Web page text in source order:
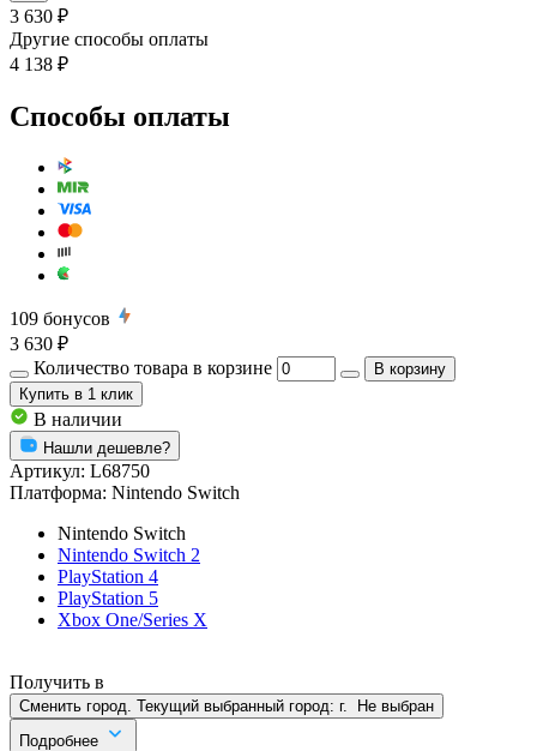
3 630 ₽
Другие способы оплаты
4 138 ₽
Способы оплаты
109 бонусов
3 630 ₽
Количество товара в корзине
В корзину
Купить в 1 клик
В наличии
Нашли дешевле?
Артикул: L68750
Платформа: Nintendo Switch
Nintendo Switch
Nintendo Switch 2
PlayStation 4
PlayStation 5
Xbox One/Series X
Получить в
Сменить город. Текущий выбранный город: г.
Не выбран
Подробнее